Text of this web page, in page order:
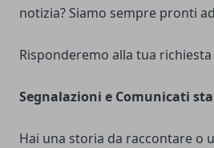
notizia? Siamo sempre pronti
Risponderemo alla tua
Segnalazioni e Comunicati
Hai una storia da raccontare o